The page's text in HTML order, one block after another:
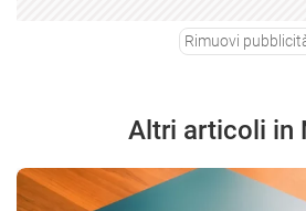
Rimuovi
Altri articoli in